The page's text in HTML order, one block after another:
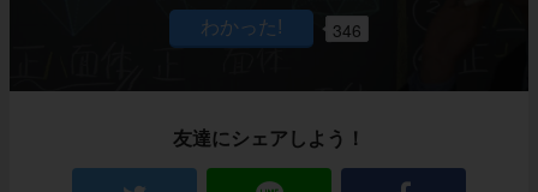
346
友達にシェアしよう！